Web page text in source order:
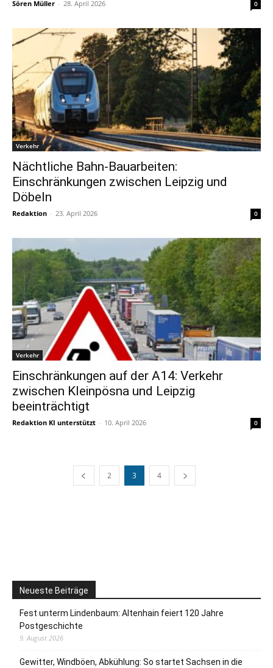
Sören Müller - 28. April 2026 0
Verkehr
Nächtliche Bahn-Bauarbeiten:
Einschränkungen zwischen Leipzig und
Döbeln
Redaktion - 23. April 2026 0
Verkehr
Einschränkungen auf der A14: Verkehr
zwischen Kleinpösna und Leipzig
beeinträchtigt
Redaktion KI unterstützt - 10. April 2026 0
2 3 4
Neueste Beiträge
Fest unterm Lindenbaum: Altenhain feiert 120 Jahre
Postgeschichte
9. August 2026
Gewitter, Windböen, Abkühlung: So startet Sachsen in die